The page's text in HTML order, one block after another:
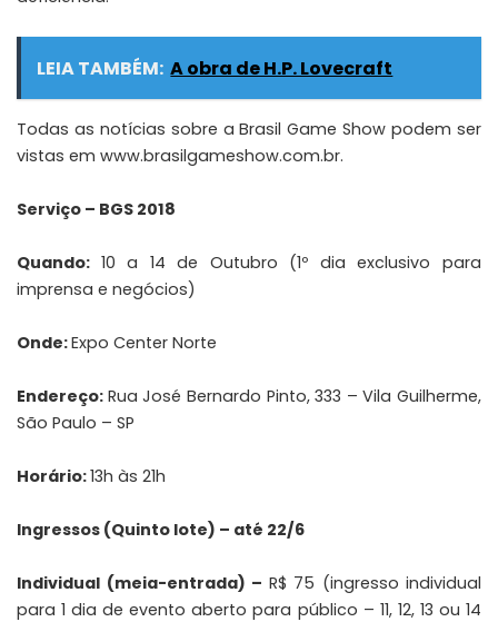
LEIA TAMBÉM: A obra de H.P. Lovecraft
Todas as notícias sobre a Brasil Game Show podem ser
vistas em www.brasilgameshow.com.br.
Serviço – BGS 2018
Quando: 10 a 14 de Outubro (1º dia exclusivo para
imprensa e negócios)
Onde:Expo Center Norte
Endereço: Rua José Bernardo Pinto, 333 – Vila Guilherme,
São Paulo – SP
Horário:13h às 21h
Ingressos (Quinto lote) – até 22/6
Individual (meia-entrada) – R$ 75 (ingresso individual
para 1 dia de evento aberto para público – 11, 12, 13 ou 14